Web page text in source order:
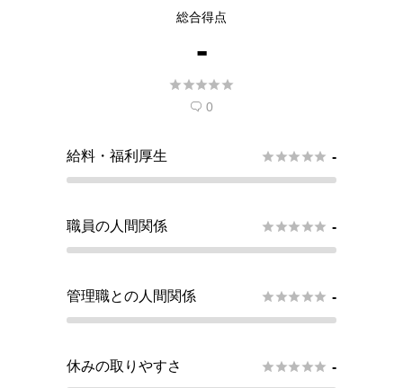
総合得点
-

 0
給料・福利厚生  -
職員の人間関係  -
管理職との人間関係  -
休みの取りやすさ  -